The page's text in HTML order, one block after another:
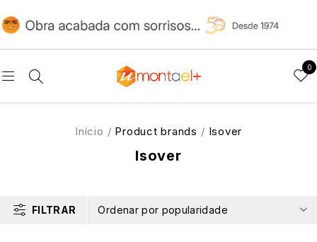
0
Isover
Início / Product brands / Isover
FILTRAR Ordenar por popularidade